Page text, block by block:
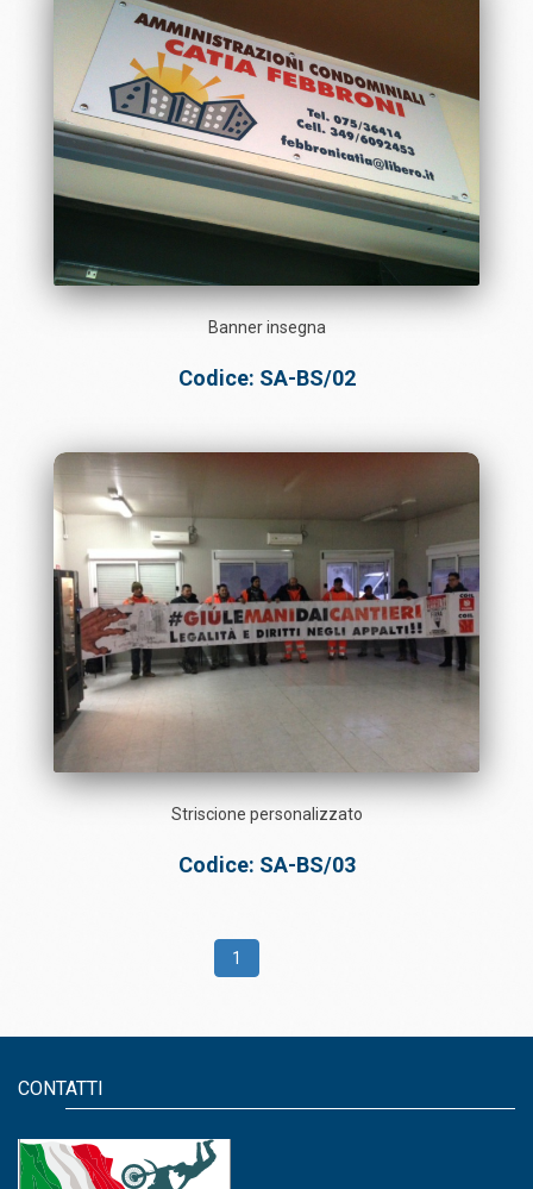
Banner insegna
Codice: SA-BS/02
Striscione personalizzato
Codice: SA-BS/03
1
CONTATTI